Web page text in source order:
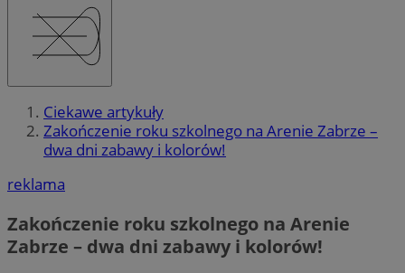
Ciekawe artykuły
Zakończenie roku szkolnego na Arenie Zabrze –
dwa dni zabawy i kolorów!
reklama
Zakończenie roku szkolnego na Arenie
Zabrze – dwa dni zabawy i kolorów!